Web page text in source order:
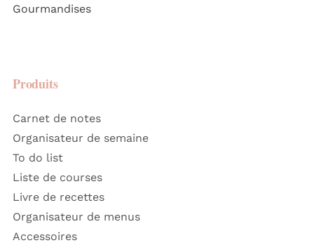
Gourmandises
Produits
Carnet de notes
Organisateur de semaine
To do list
Liste de courses
Livre de recettes
Organisateur de menus
Accessoires